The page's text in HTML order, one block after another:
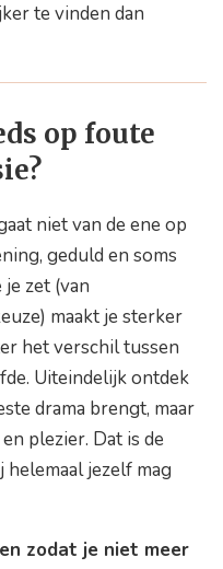
te vinden dan
op foute
niet van de ene op
geduld en soms
zet (van
maakt je sterker
het verschil tussen
Uiteindelijk ontdek
drama brengt, maar
plezier. Dat is de
jezelf mag
zodat je niet meer